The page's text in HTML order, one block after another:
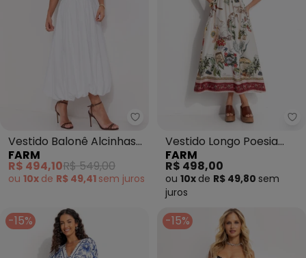
Farm - Vestido Balonê
Vestido Balonê Alcinhas
Meia Taça (Branco)
FARM
R$ 494,10R$ 549,00
ou 10x de R$ 49,41 sem juros
Vestido Longo Poesia
(Bege)
FARM
R$ 498,00
ou 10x de R$ 49,80 sem
juros
-15% -15%